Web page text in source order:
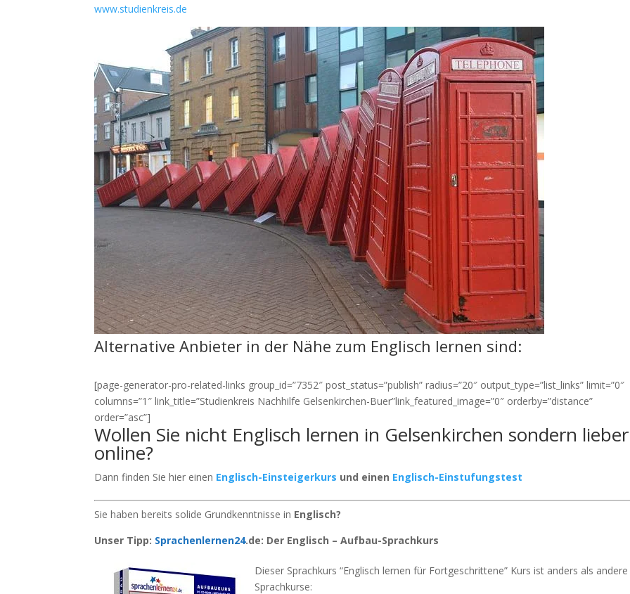
www.studienkreis.de
Alternative Anbieter in der Nähe zum Englisch lernen sind:
[page-generator-pro-related-links group_id=”7352″ post_status=”publish” radius=”20″ output_type=”list_links” limit=”0″
columns=”1″ link_title=”Studienkreis Nachhilfe Gelsenkirchen-Buer”link_featured_image=”0″ orderby=”distance”
order=”asc”]
Wollen Sie nicht Englisch lernen in Gelsenkirchen sondern lieber
online?
Dann finden Sie hier einen Englisch-Einsteigerkurs und einen Englisch-Einstufungstest
Sie haben bereits solide Grundkenntnisse in Englisch?
Unser Tipp: Sprachenlernen24.de: Der Englisch – Aufbau-Sprachkurs
Dieser Sprachkurs “Englisch lernen für Fortgeschrittene” Kurs ist anders als andere
Sprachkurse: